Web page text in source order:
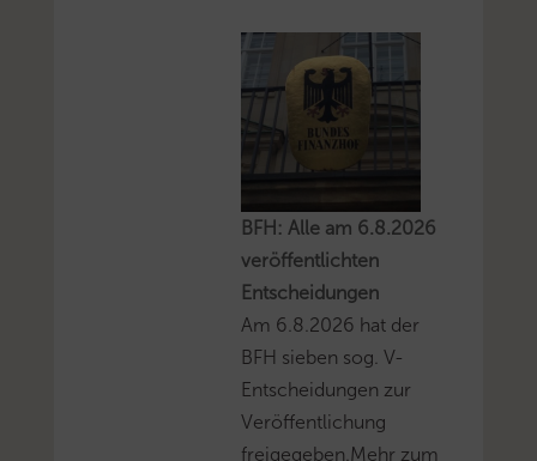
BFH: Alle am 6.8.2026
veröffentlichten
Entscheidungen
Am 6.8.2026 hat der
BFH sieben sog. V-
Entscheidungen zur
Veröffentlichung
freigegeben.Mehr zum